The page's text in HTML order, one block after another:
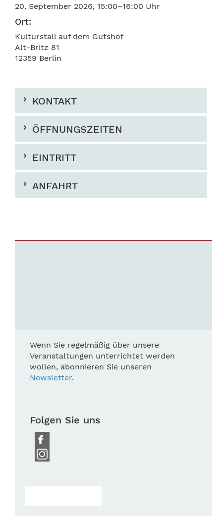
20. September 2026, 15:00–16:00 Uhr
Ort:
Kulturstall auf dem Gutshof
Alt-Britz 81
12359 Berlin
KONTAKT
ÖFFNUNGSZEITEN
EINTRITT
ANFAHRT
Wenn Sie regelmäßig über unsere
Veranstaltungen unterrichtet werden
wollen, abonnieren Sie unseren
Newsletter.
Folgen Sie uns